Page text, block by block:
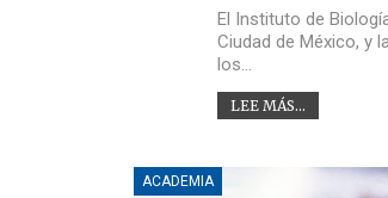
El Instituto de
Ciudad de México, y
los…
LEE MÁS...
ACADEMIA